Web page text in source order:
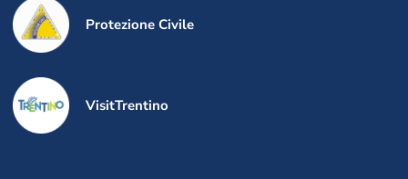
Protezione Civile
VisitTrentino